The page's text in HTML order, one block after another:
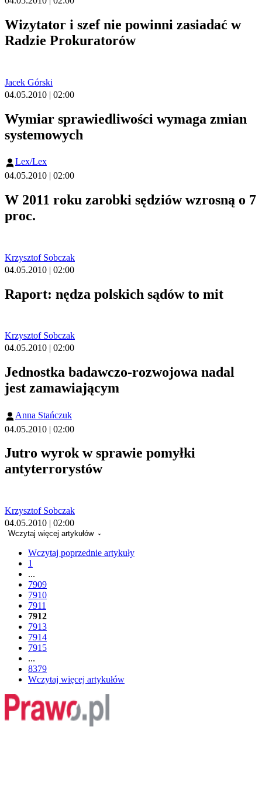
Wizytator i szef nie powinni zasiadać w
Radzie Prokuratorów
Jacek Górski
04.05.2010 | 02:00
Wymiar sprawiedliwości wymaga zmian
systemowych
Lex/Lex
04.05.2010 | 02:00
W 2011 roku zarobki sędziów wzrosną o 7
proc.
Krzysztof Sobczak
04.05.2010 | 02:00
Raport: nędza polskich sądów to mit
Krzysztof Sobczak
04.05.2010 | 02:00
Jednostka badawczo-rozwojowa nadal
jest zamawiającym
Anna Stańczuk
04.05.2010 | 02:00
Jutro wyrok w sprawie pomyłki
antyterrorystów
Krzysztof Sobczak
04.05.2010 | 02:00
Wczytaj więcej artykułów
Wczytaj poprzednie artykuły
1
...
7909
7910
7911
7912
7913
7914
7915
...
8379
Wczytaj więcej artykułów